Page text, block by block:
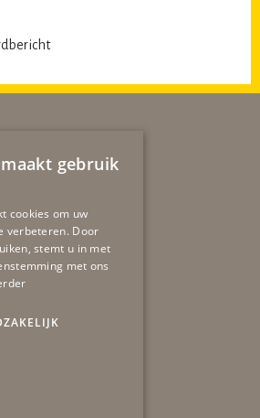
gebruik
cookies om uw
verbeteren. Door
stemt u in met
met ons